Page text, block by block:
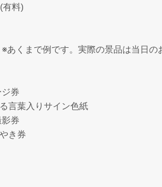
料)
くまで例です。実際の景品は当日の
券
言葉入りサイン色紙
券
き券